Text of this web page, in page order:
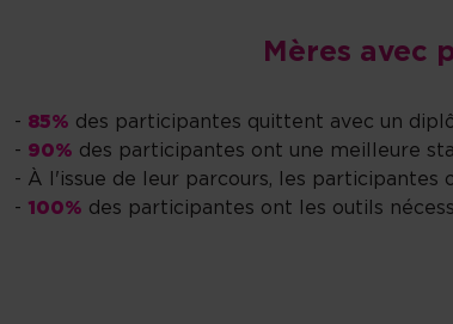
Mères avec
- 85% des participantes quittent avec un
- 90% des participantes ont une meilleure
- À l'issue de leur parcours, les participantes
- 100% des participantes ont les outils